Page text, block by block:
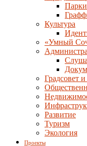
Культура
«Умный
Градсовет
Развитие
Туризм
Экология
Проекты